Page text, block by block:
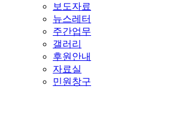
보도자료
뉴스레터
주간업무
갤러리
후원안내
자료실
민원창구